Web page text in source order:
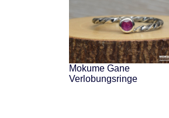
Mokume Gane
Verlobungsringe